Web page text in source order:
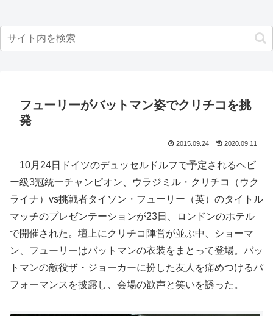
フューリーがバットマン姿でクリチコを挑
発
2015.09.24 2020.09.11
10月24日ドイツのデュッセルドルフで予定されるヘビ
ー級3冠統一チャンピオン、ウラジミル・クリチコ（ウク
ライナ）vs挑戦者タイソン・フューリー（英）のタイトル
マッチのプレゼンテーションが23日、ロンドンのホテル
で開催された。壇上にクリチコ陣営が並ぶ中、ショーマ
ン、フューリーはバットマンの衣装をまとって登場。バッ
トマンの敵役ザ・ジョーカーに扮した友人を痛めつけるパ
フォーマンスを披露し、会場の歓声と笑いを誘った。